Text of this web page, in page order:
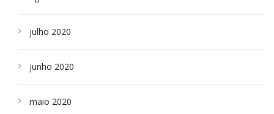
julho 2020
junho 2020
maio 2020